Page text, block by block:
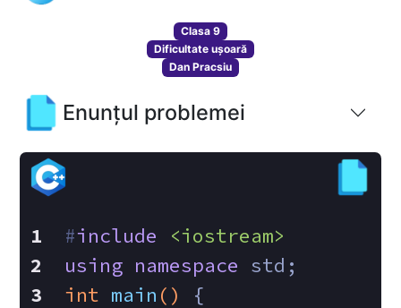
Clasa 9
Dificultate ușoară
Dan Pracsiu
Enunțul problemei
#include
<iostream>
using namespace std;
int main ()
{